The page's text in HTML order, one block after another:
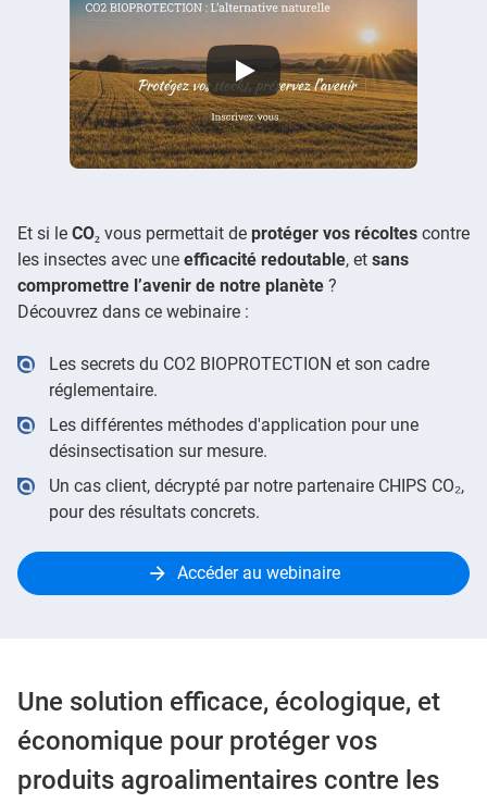
Et si le CO₂ vous permettait de protéger vos récoltes contre
les insectes avec une efficacité redoutable, et sans
compromettre l’avenir de notre planète ?
Découvrez dans ce webinaire :
Les secrets du CO2 BIOPROTECTION et son cadre
réglementaire.
Les différentes méthodes d'application pour une
désinsectisation sur mesure.
Un cas client, décrypté par notre partenaire CHIPS CO₂,
pour des résultats concrets.
Accéder au webinaire
Une solution efficace, écologique, et
économique pour protéger vos
produits agroalimentaires contre les